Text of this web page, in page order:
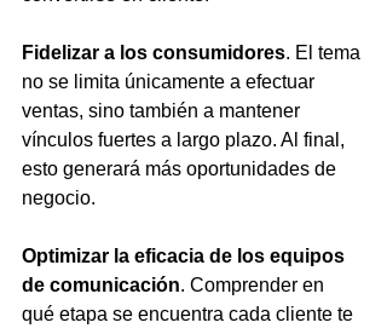
Fidelizar a los consumidores. El tema
no se limita únicamente a efectuar
ventas, sino también a mantener
vínculos fuertes a largo plazo. Al final,
esto generará más oportunidades de
negocio.
Optimizar la eficacia de los equipos
de comunicación. Comprender en
qué etapa se encuentra cada cliente te